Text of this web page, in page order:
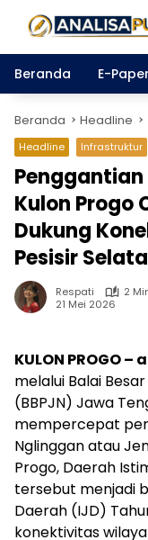
Beranda
E-
Beranda Headline
Headline Infrastruktur
Kulon Progo
Dukung
Pesisir
Respati
2
21 Mei 2026
KULON PROGO
melalui Balai
(BBPJN) Jawa
mempercepat
Nglinggan atau
Progo, Daerah
tersebut menjadi
Daerah (IJD)
konektivitas